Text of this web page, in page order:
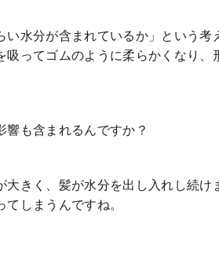
水分が含まれているか」という考
ってゴムのように柔らかくなり、
も含まれるんですか？
きく、髪が水分を出し入れし続け
しまうんですね。